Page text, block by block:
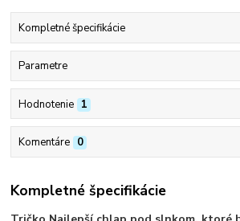
Kompletné špecifikácie
Parametre
Hodnotenie 1
Komentáre 0
Kompletné špecifikácie